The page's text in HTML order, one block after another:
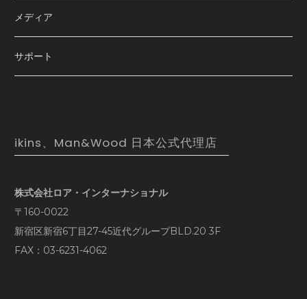
メディア
サポート
ikins、Man&Wood 日本公式代理店
株式会社ロア・インターナショナル
〒160-0022
新宿区新宿6丁目27-45近代グループBLD.20 3F
FAX：03-6231-4062